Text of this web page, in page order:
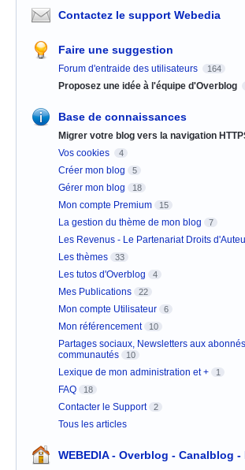
Contactez le support Webedia
Faire une suggestion
Forum d'entraide des utilisateurs 164
Proposez une idée à l'équipe d'Overblog
Base de connaissances
Migrer votre blog vers la navigation
Vos cookies 4
Créer mon blog 5
Gérer mon blog 18
Mon compte Premium 15
La gestion du thème de mon blog 7
Les Revenus - Le Partenariat Droits
Les thèmes 33
Les tutos d'Overblog 4
Mes Publications 22
Mon compte Utilisateur 6
Mon référencement 10
Partages sociaux, Newsletters aux
communautés
10
Lexique de mon administration et + 1
FAQ 18
Contacter le Support 2
Tous les articles
WEBEDIA - Overblog - Canalblog